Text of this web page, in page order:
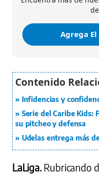
Agrega
Infidencias y
Serie del Caribe Kids:
su pitcheo y defensa
Udelas entrega más
LaLiga.Rubricando